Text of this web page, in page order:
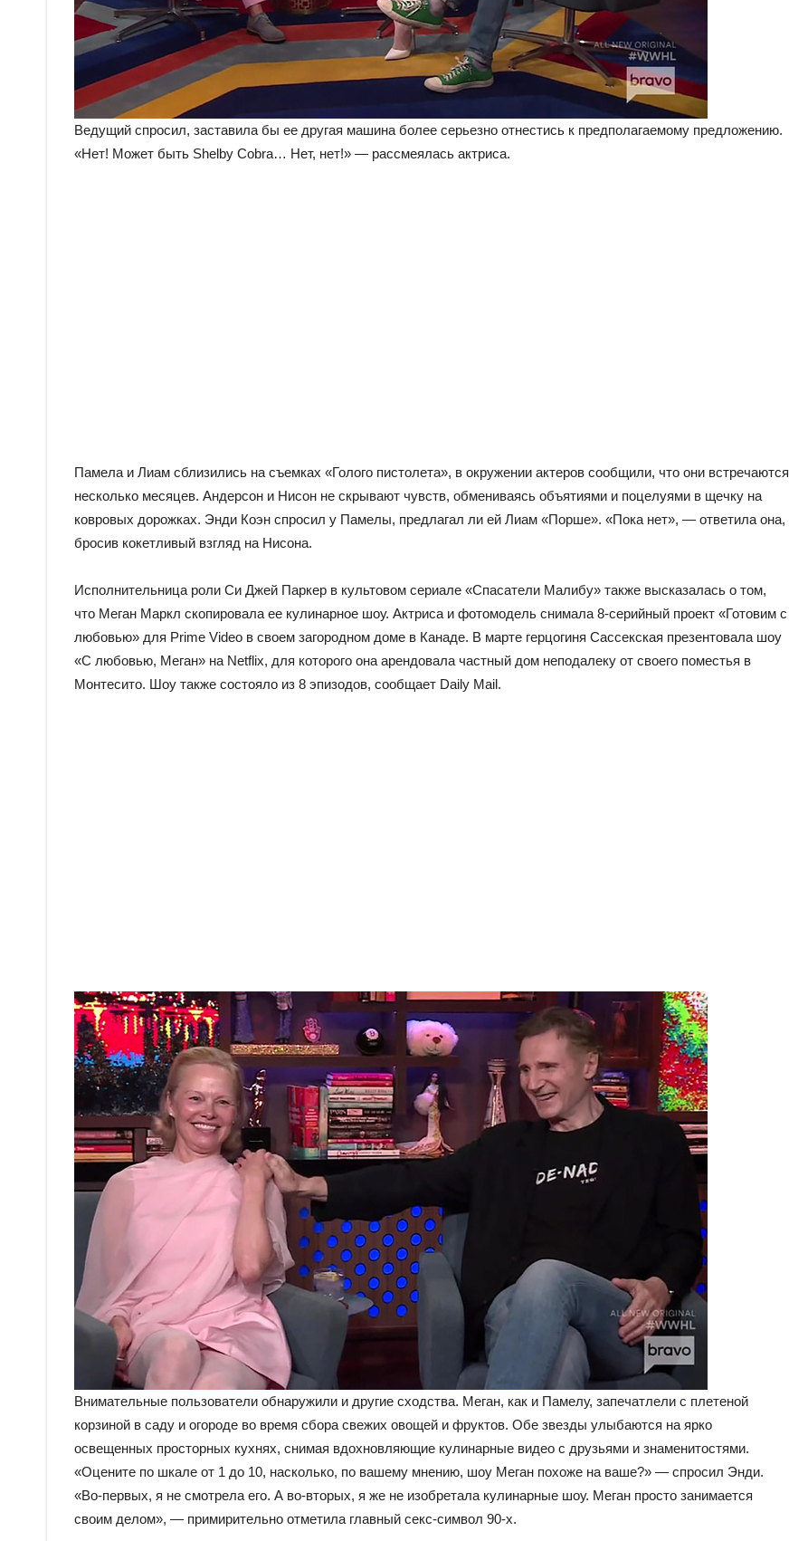
Ведущий спросил, заставила бы ее другая машина более серьезно отнестись к предполагаемому предложению.
«Нет! Может быть Shelby Cobra… Нет, нет!» — рассмеялась актриса.
Памела и Лиам сблизились на съемках «Голого пистолета», в окружении актеров сообщили, что они встречаются
несколько месяцев. Андерсон и Нисон не скрывают чувств, обмениваясь объятиями и поцелуями в щечку на
ковровых дорожках. Энди Коэн спросил у Памелы, предлагал ли ей Лиам «Порше». «Пока нет», — ответила она,
бросив кокетливый взгляд на Нисона.
Исполнительница роли Си Джей Паркер в культовом сериале «Спасатели Малибу» также высказалась о том,
что Меган Маркл скопировала ее кулинарное шоу. Актриса и фотомодель снимала 8-серийный проект «Готовим с
любовью» для Prime Video в своем загородном доме в Канаде. В марте герцогиня Сассекская презентовала шоу
«С любовью, Меган» на Netflix, для которого она арендовала частный дом неподалеку от своего поместья в
Монтесито. Шоу также состояло из 8 эпизодов, сообщает Daily Mail.
Внимательные пользователи обнаружили и другие сходства. Меган, как и Памелу, запечатлели с плетеной
корзиной в саду и огороде во время сбора свежих овощей и фруктов. Обе звезды улыбаются на ярко
освещенных просторных кухнях, снимая вдохновляющие кулинарные видео с друзьями и знаменитостями.
«Оцените по шкале от 1 до 10, насколько, по вашему мнению, шоу Меган похоже на ваше?» — спросил Энди.
«Во-первых, я не смотрела его. А во-вторых, я же не изобретала кулинарные шоу. Меган просто занимается
своим делом», — примирительно отметила главный секс-символ 90-х.